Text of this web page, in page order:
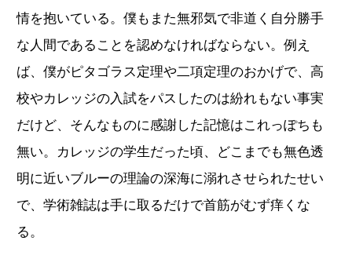
情を抱いている。僕もまた無邪気で非道く自分勝手
な人間であることを認めなければならない。例え
ば、僕がピタゴラス定理や二項定理のおかげで、高
校やカレッジの入試をパスしたのは紛れもない事実
だけど、そんなものに感謝した記憶はこれっぽちも
無い。カレッジの学生だった頃、どこまでも無色透
明に近いブルーの理論の深海に溺れさせられたせい
で、学術雑誌は手に取るだけで首筋がむず痒くな
る。